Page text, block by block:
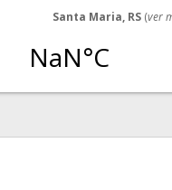
Santa Maria, RS (ver